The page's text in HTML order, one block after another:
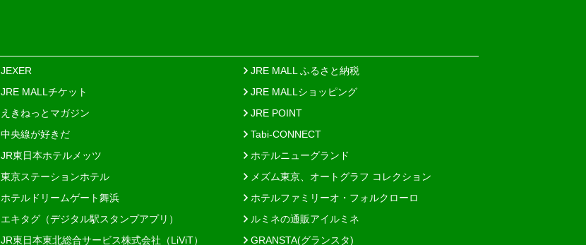
JEXER
JRE MALL ふるさと納税
JRE MALLチケット
JRE MALLショッピング
えきねっとマガジン
JRE POINT
中央線が好きだ
Tabi-CONNECT
JR東日本ホテルメッツ
ホテルニューグランド
東京ステーションホテル
メズム東京、オートグラフ コレクション
ホテルドリームゲート舞浜
ホテルファミリーオ・フォルクローロ
エキタグ（デジタル駅スタンプアプリ）
ルミネの通販アイルミネ
JR東日本東北総合サービス株式会社（LiViT） GRANSTA(グランスタ)